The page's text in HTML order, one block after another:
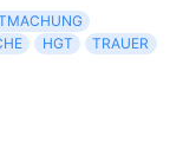
HGT
TRAUER